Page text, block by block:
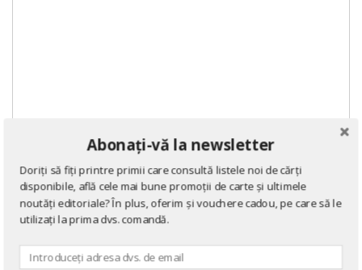
Abonați-vă la newsletter
Doriți să fiți printre primii care consultă listele noi de cărți
disponibile, află cele mai bune promoții de carte și ultimele
noutăți editoriale? În plus, oferim și vouchere cadou, pe care să le
utilizați la prima dvs. comandă.